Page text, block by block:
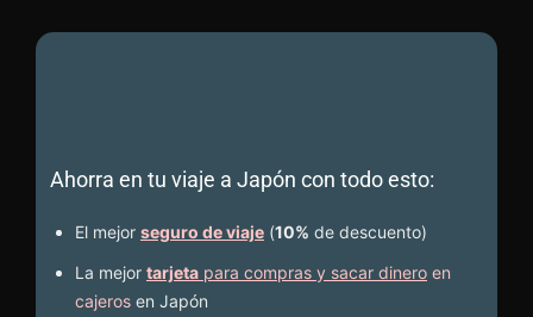
Ahorra en tu viaje a Japón con todo esto:
El mejor seguro de viaje (10% de descuento)
La mejor tarjeta para compras y sacar dinero en
cajeros en Japón